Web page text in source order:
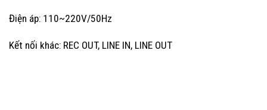
Điện áp: 110~220V/50Hz
Kết nối khác: REC OUT, LINE IN, LINE OUT